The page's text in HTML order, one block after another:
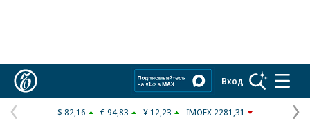
Вход
Предыдущая
$ 82,16 € 94,83 ¥ 12,23 IMOEX 2281,31